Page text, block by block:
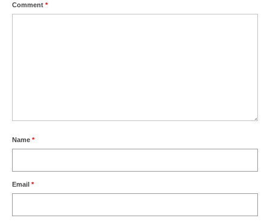
Comment *
Name *
Email *